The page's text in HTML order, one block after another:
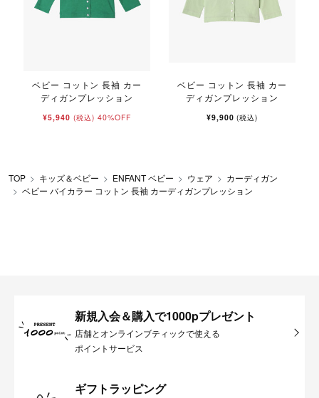
ベビー コットン 長袖 カー
ディガンプレッション
¥5,940 (税込) 40%OFF
ベビー コットン 長袖 カー
ディガンプレッション
¥9,900(税込)
TOP キッズ＆ベビー ENFANT ベビー ウェア
カーディガン
ベビー バイカラー コットン 長袖 カーディガンプレッション
新規入会＆購入で1000pプレゼント
店舗とオンラインブティックで使える
ポイントサービス
ギフトラッピング